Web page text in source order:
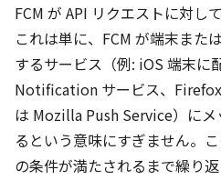
FCM が API リクエストに対し
これは単に、FCM が端末また
するサービス（例: iOS 端末に
Notification サービス、
は Mozilla Push Service）にメ
るという意味にすぎません。
の条件が満たされるまで繰り返